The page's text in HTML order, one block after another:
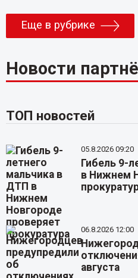
Еще в рубрике
Новости
ТОП новостей
05.8.2026 09:20
Гибель 9-
в Нижнем
06.8.2026 12:00
августа